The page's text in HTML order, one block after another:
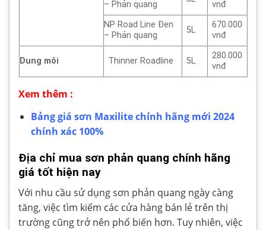
– Phản quang
vnđ
NP Road Line Đen
– Phản quang
5L
670.000
vnđ
Dung môi Thinner Roadline 5L
280.000
vnđ
Xem thêm :
Bảng giá sơn Maxilite chính hãng mới 2024
chính xác 100%
Địa chỉ mua sơn phản quang chính hãng
giá tốt hiện nay
Với nhu cầu sử dụng sơn phản quang ngày càng
tăng, việc tìm kiếm các cửa hàng bán lẻ trên thị
trường cũng trở nên phổ biến hơn. Tuy nhiên, việc